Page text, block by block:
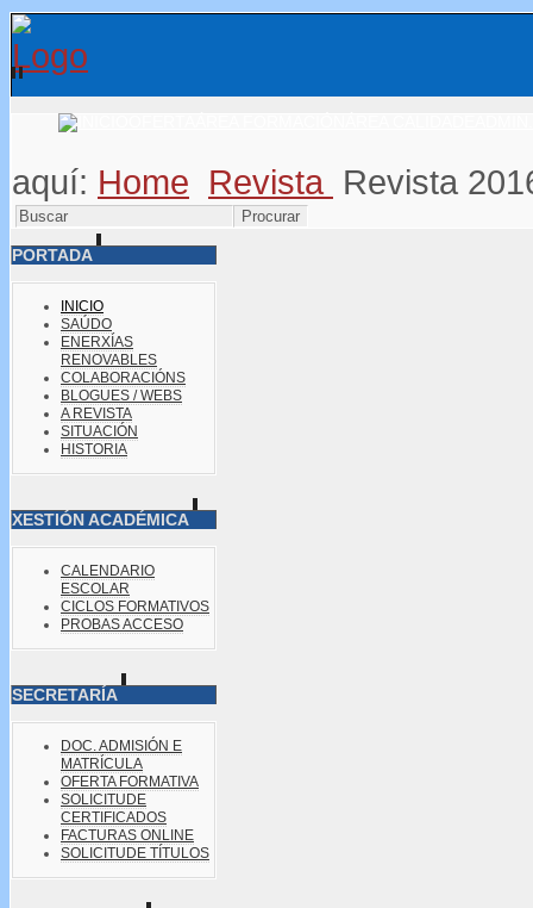
aquí: Home Revista Revista
PORTADA
INICIO
SAÚDO
ENERXÍAS
RENOVABLES
COLABORACIÓNS
BLOGUES / WEBS
A REVISTA
SITUACIÓN
HISTORIA
XESTIÓN ACADÉMICA
CALENDARIO
ESCOLAR
CICLOS FORMATIVOS
PROBAS ACCESO
SECRETARÍA
DOC. ADMISIÓN E
MATRÍCULA
OFERTA FORMATIVA
SOLICITUDE
CERTIFICADOS
FACTURAS ONLINE
SOLICITUDE TÍTULOS